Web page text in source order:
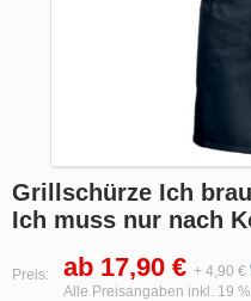
Grillschürze Ich
Ich muss nur nach
Preis: ab 17,90 € + 4,90 €
Alle Preisangaben inkl. 19 %